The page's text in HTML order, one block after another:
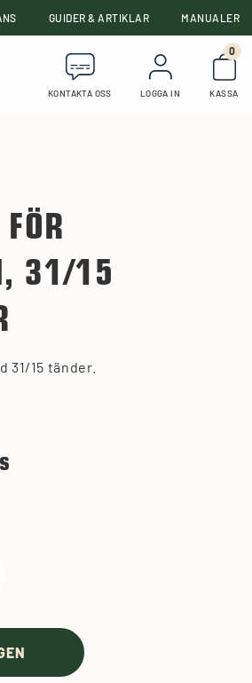
GUIDER & ARTIKLAR MANUALER
KONTAKTA OSS LOGGA IN
0
KASSA
31/15
31/15 tänder.